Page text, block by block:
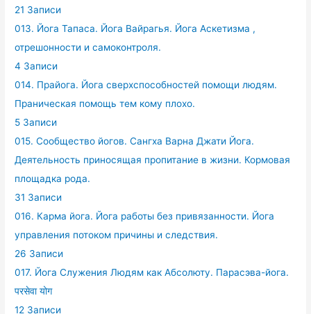
21 Записи
013. Йога Тапаса. Йога Вайрагья. Йога Аскетизма ,
отрешонности и самоконтроля.
4 Записи
014. Прайога. Йога сверхспособностей помощи людям.
Праническая помощь тем кому плохо.
5 Записи
015. Сообщество йогов. Сангха Варна Джати Йога.
Деятельность приносящая пропитание в жизни. Кормовая
площадка рода.
31 Записи
016. Карма йога. Йога работы без привязанности. Йога
управления потоком причины и следствия.
26 Записи
017. Йога Служения Людям как Абсолюту. Парасэва-йога.
परसेवा योग
12 Записи